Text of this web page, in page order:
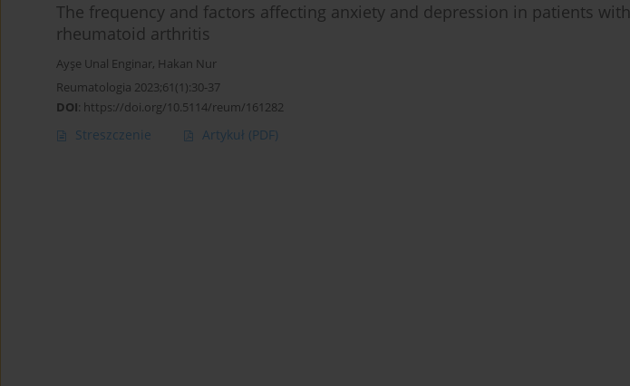
The frequency and factors affecting anxiety and depression in patients with
rheumatoid arthritis
Ayşe Unal Enginar, Hakan Nur
Reumatologia 2023;61(1):30-37
DOI: https://doi.org/10.5114/reum/161282
Streszczenie Artykuł (PDF)